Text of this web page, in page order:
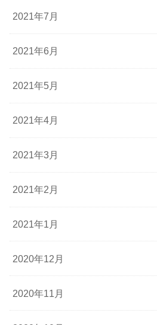
2021年7月
2021年6月
2021年5月
2021年4月
2021年3月
2021年2月
2021年1月
2020年12月
2020年11月